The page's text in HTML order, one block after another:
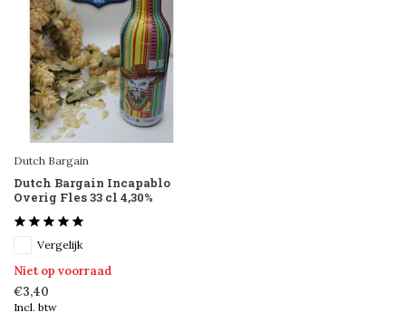
Dutch Bargain
Dutch Bargain Incapablo
Overig Fles 33 cl 4,30%
Vergelijk
Niet op voorraad
€3,40
Incl. btw